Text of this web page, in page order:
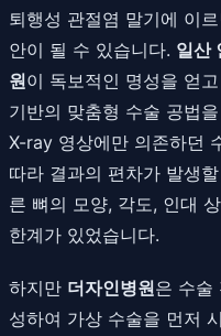
퇴행성 관절염 말기에 이
안이 될 수 있습니다. 일산
원이 독보적인 명성을 얻
기반의 맞춤형 수술 공법
X-ray 영상에만 의존하던
따라 결과의 편차가 발생
른 뼈의 모양, 각도, 인대
한계가 있었습니다.
하지만 더자인병원은 수술
성하여 가상 수술을 먼저